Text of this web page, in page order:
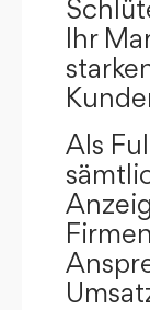
Ihr
Als